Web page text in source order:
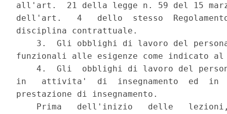
all'art.  21 della legge n. 59 del 15
dell'art.   4   dello  stesso
disciplina contrattuale.
3.  Gli obblighi di lavoro del
funzionali alle esigenze come indicato al
4.  Gli  obblighi di lavoro del
in   attivita'  di  insegnamento  ed
prestazione di insegnamento.
Prima   dell'inizio   delle